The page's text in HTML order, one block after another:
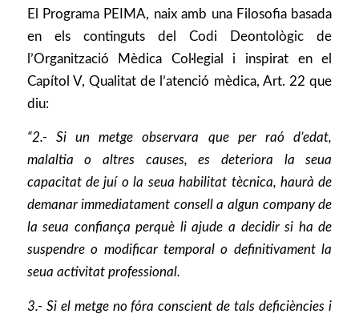
El Programa PEIMA, naix amb una Filosofia basada
en els continguts del Codi Deontològic de
l’Organització Mèdica Col·legial i inspirat en el
Capítol V, Qualitat de l’atenció mèdica, Art. 22 que
diu:
“2.- Si un metge observara que per raó d’edat,
malaltia o altres causes, es deteriora la seua
capacitat de juí o la seua habilitat tècnica, haurà de
demanar immediatament consell a algun company de
la seua confiança perquè li ajude a decidir si ha de
suspendre o modificar temporal o definitivament la
seua activitat professional.
3.- Si el metge no fóra conscient de tals deficiències i